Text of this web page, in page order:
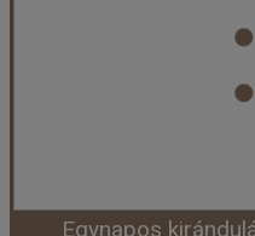
Utazás
Egynapos